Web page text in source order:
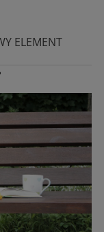
ELEMENT